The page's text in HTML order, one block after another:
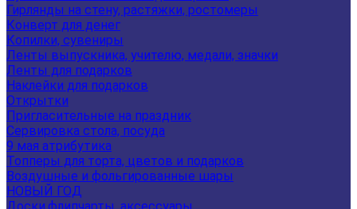
Гирлянды на стену, растяжки, ростомеры
Конверт для денег
Копилки, сувениры
Ленты выпускника, учителю, медали, значки
Ленты для подарков
Наклейки для подарков
Открытки
Пригласительные на праздник
Сервировка стола, посуда
9 мая атрибутика
Топперы для торта, цветов и подарков
Воздушные и фольгированные шары
НОВЫЙ ГОД